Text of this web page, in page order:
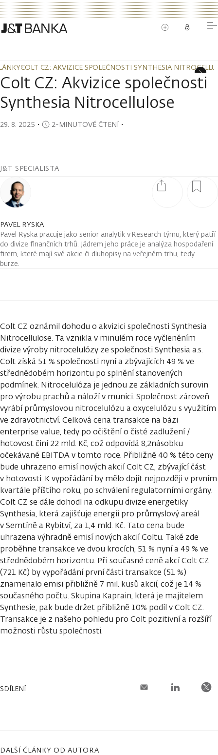
COLT CZ: AKVIZICE SPOLEČNOSTI SYNTHESIA
COLT CZ: AKVIZICE SPOLEČNOSTI SYNTHESIA
Colt CZ: Akvizice společnosti
Synthesia Nitrocellulose
29. 8. 2025 ・ 2-MINUTOVÉ ČTENÍ・
J&T SPECIALISTA
PAVEL RYSKA
Pavel Ryska pracuje jako senior analytik v Research týmu, který patří
do divize finančních trhů. Jádrem jeho práce je analýza hospodaření
firem, které mají své akcie či dluhopisy na veřejném trhu, tedy
burze.
Colt CZ oznámil dohodu o akvizici společnosti Synthesia
Nitrocellulose. Ta vznikla v minulém roce vyčleněním
divize výroby nitrocelulózy ze společnosti Synthesia a.s.
Colt získá 51 % společnosti nyní a zbývajících 49 % ve
střednědobém horizontu po splnění stanovených
podmínek. Nitrocelulóza je jednou ze základních surovin
pro výrobu prachů a náloží v munici. Společnost zároveň
vyrábí průmyslovou nitrocelulózu a oxycelulózu s využitím
ve zdravotnictví. Celková cena transakce na bázi
enterprise value, tedy po očištění o čisté zadlužení /
hotovost činí 22 mld. Kč, což odpovídá 8,2násobku
očekávané EBITDA v tomto roce. Přibližně 40 % této ceny
bude uhrazeno emisí nových akcií Colt CZ, zbývající část
v hotovosti. K vypořádání by mělo dojít nejpozději v prvním
kvartále příštího roku, po schválení regulatorními orgány.
Colt CZ se dále dohodl na odkupu divize energetiky
Synthesia, která zajišťuje energii pro průmyslový areál
v Semtíně a Rybitví, za 1,4 mld. Kč. Tato cena bude
uhrazena výhradně emisí nových akcií Coltu. Také zde
proběhne transakce ve dvou krocích, 51 % nyní a 49 % ve
střednědobém horizontu. Při současné ceně akcí Colt CZ
(721 Kč) by vypořádání první části transakce (51 %)
znamenalo emisi přibližně 7 mil. kusů akcií, což je 14 %
současného počtu. Skupina Kaprain, která je majitelem
Synthesie, pak bude držet přibližně 10% podíl v Colt CZ.
Transakce je z našeho pohledu pro Colt pozitivní a rozšíří
možnosti růstu společnosti.
SDÍLENÍ
DALŠÍ ČLÁNKY OD AUTORA